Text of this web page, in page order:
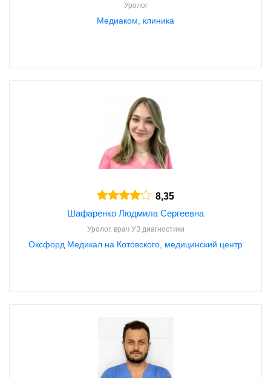
Уролог
Медиаком, клиника
8,35
Шафаренко Людмила Сергеевна
Уролог, врач УЗ диагностики
Оксфорд Медикал на Котовского, медицинский центр